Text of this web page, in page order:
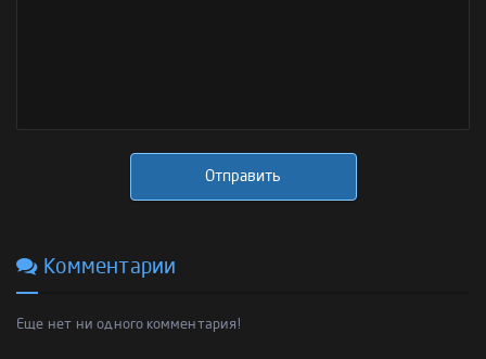
Отправить
Комментарии
Еще нет ни одного комментария!